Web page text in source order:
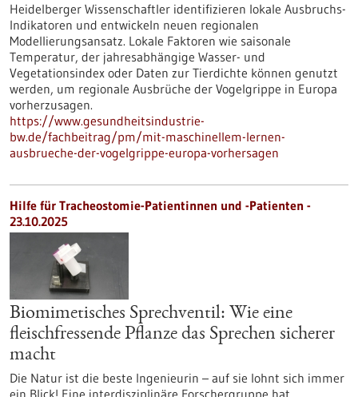
Heidelberger Wissenschaftler identifizieren lokale Ausbruchs-
Indikatoren und entwickeln neuen regionalen
Modellierungsansatz. Lokale Faktoren wie saisonale
Temperatur, der jahresabhängige Wasser- und
Vegetationsindex oder Daten zur Tierdichte können genutzt
werden, um regionale Ausbrüche der Vogelgrippe in Europa
vorherzusagen.
https://www.gesundheitsindustrie-
bw.de/fachbeitrag/pm/mit-maschinellem-lernen-
ausbrueche-der-vogelgrippe-europa-vorhersagen
Hilfe für Tracheostomie-Patientinnen und -Patienten -
23.10.2025
Biomimetisches Sprechventil: Wie eine
fleischfressende Pflanze das Sprechen sicherer
macht
Die Natur ist die beste Ingenieurin – auf sie lohnt sich immer
ein Blick! Eine interdisziplinäre Forschergruppe hat